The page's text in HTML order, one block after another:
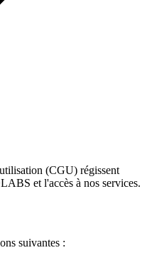
(CGU) régissent
et l'accès à nos services.
suivantes :